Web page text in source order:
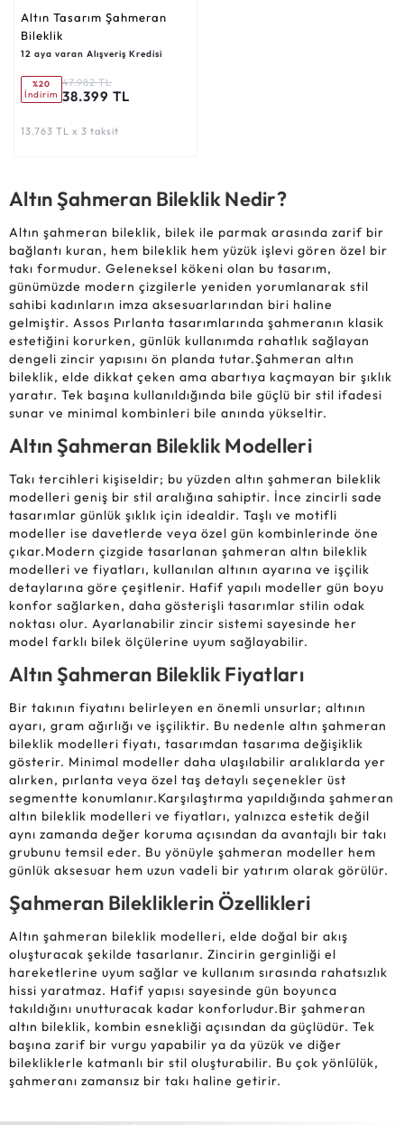
Altın Tasarım Şahmeran
Bileklik
12 aya varan Alışveriş Kredisi
%20
İndirim
47.982 TL
38.399 TL
13.763 TL x 3 taksit
Altın Şahmeran Bileklik Nedir?
Altın şahmeran bileklik, bilek ile parmak arasında zarif bir
bağlantı kuran, hem bileklik hem yüzük işlevi gören özel bir
takı formudur. Geleneksel kökeni olan bu tasarım,
günümüzde modern çizgilerle yeniden yorumlanarak stil
sahibi kadınların imza aksesuarlarından biri haline
gelmiştir. Assos Pırlanta tasarımlarında şahmeranın klasik
estetiğini korurken, günlük kullanımda rahatlık sağlayan
dengeli zincir yapısını ön planda tutar.Şahmeran altın
bileklik, elde dikkat çeken ama abartıya kaçmayan bir şıklık
yaratır. Tek başına kullanıldığında bile güçlü bir stil ifadesi
sunar ve minimal kombinleri bile anında yükseltir.
Altın Şahmeran Bileklik Modelleri
Takı tercihleri kişiseldir; bu yüzden altın şahmeran bileklik
modelleri geniş bir stil aralığına sahiptir. İnce zincirli sade
tasarımlar günlük şıklık için idealdir. Taşlı ve motifli
modeller ise davetlerde veya özel gün kombinlerinde öne
çıkar.Modern çizgide tasarlanan şahmeran altın bileklik
modelleri ve fiyatları, kullanılan altının ayarına ve işçilik
detaylarına göre çeşitlenir. Hafif yapılı modeller gün boyu
konfor sağlarken, daha gösterişli tasarımlar stilin odak
noktası olur. Ayarlanabilir zincir sistemi sayesinde her
model farklı bilek ölçülerine uyum sağlayabilir.
Altın Şahmeran Bileklik Fiyatları
Bir takının fiyatını belirleyen en önemli unsurlar; altının
ayarı, gram ağırlığı ve işçiliktir. Bu nedenle altın şahmeran
bileklik modelleri fiyatı, tasarımdan tasarıma değişiklik
gösterir. Minimal modeller daha ulaşılabilir aralıklarda yer
alırken, pırlanta veya özel taş detaylı seçenekler üst
segmentte konumlanır.Karşılaştırma yapıldığında şahmeran
altın bileklik modelleri ve fiyatları, yalnızca estetik değil
aynı zamanda değer koruma açısından da avantajlı bir takı
grubunu temsil eder. Bu yönüyle şahmeran modeller hem
günlük aksesuar hem uzun vadeli bir yatırım olarak görülür.
Şahmeran Bilekliklerin Özellikleri
Altın şahmeran bileklik modelleri, elde doğal bir akış
oluşturacak şekilde tasarlanır. Zincirin gerginliği el
hareketlerine uyum sağlar ve kullanım sırasında rahatsızlık
hissi yaratmaz. Hafif yapısı sayesinde gün boyunca
takıldığını unutturacak kadar konforludur.Bir şahmeran
altın bileklik, kombin esnekliği açısından da güçlüdür. Tek
başına zarif bir vurgu yapabilir ya da yüzük ve diğer
bilekliklerle katmanlı bir stil oluşturabilir. Bu çok yönlülük,
şahmeranı zamansız bir takı haline getirir.